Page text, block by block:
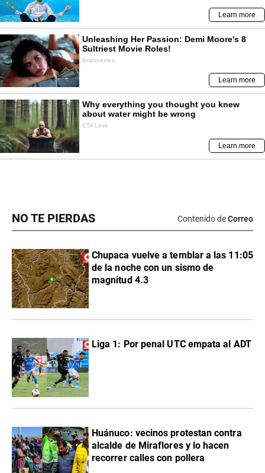
NO TE PIERDAS Contenido deCorreo
Chupaca vuelve a temblar a las 11:05
de la noche con un sismo de
magnitud 4.3
Liga 1: Por penal UTC empata al ADT
Huánuco: vecinos protestan contra
alcalde de Miraflores y lo hacen
recorrer calles con pollera